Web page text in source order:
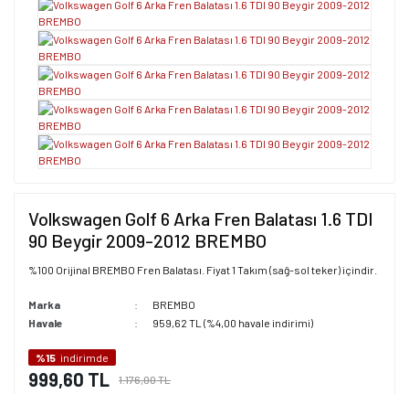
Volkswagen Golf 6 Arka Fren Balatası 1.6 TDI
90 Beygir 2009-2012 BREMBO
%100 Orijinal BREMBO Fren Balatası. Fiyat 1 Takım (sağ-sol teker) içindir.
Marka
BREMBO
Havale
959,62 TL (%4,00 havale indirimi)
%15 indirimde
999,60 TL
1.176,00 TL